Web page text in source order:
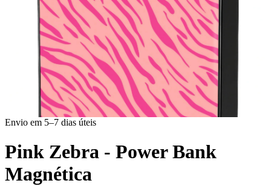
Envio em 5–7 dias úteis
Pink Zebra - Power Bank
Magnética